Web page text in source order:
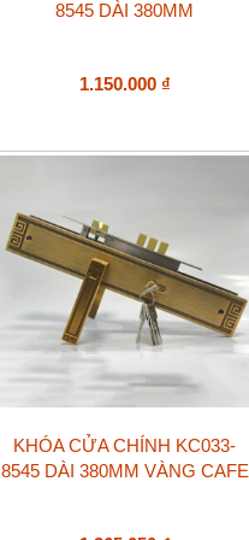
8545 DÀI 380MM
1.150.000 ₫
KHÓA CỬA CHÍNH KC033-
8545 DÀI 380MM VÀNG CAFE